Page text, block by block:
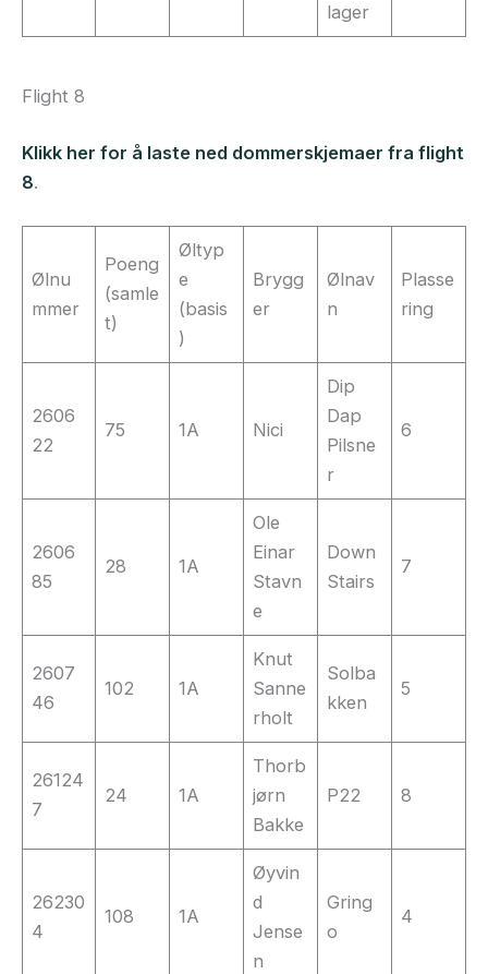
lager
Flight 8
Klikk her for å laste ned dommerskjemaer fra flight
8.
Ølnu
mmer
Poeng
(samle
t)
Øltyp
e
(basis
)
Brygg
er
Ølnav
n
Plasse
ring
2606
22
75 1A Nici
Dip
Dap
Pilsne
r
6
2606
85
28 1A
Ole
Einar
Stavn
e
Down
Stairs
7
2607
46
102 1A
Knut
Sanne
rholt
Solba
kken
5
26124
7
24 1A
Thorb
jørn
Bakke
P22 8
26230
4
108 1A
Øyvin
d
Jense
n
Gring
o
4